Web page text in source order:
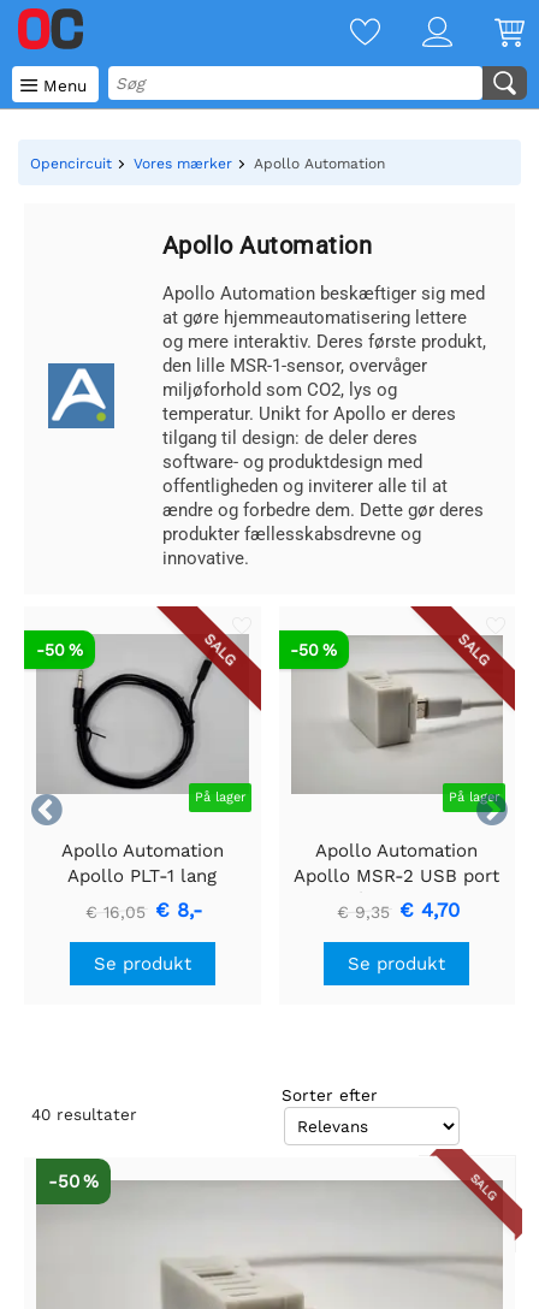
 Menu
Opencircuit Vores mærker Apollo Automation
Apollo Automation
Apollo Automation beskæftiger sig med
at gøre hjemmeautomatisering lettere
og mere interaktiv. Deres første produkt,
den lille MSR-1-sensor, overvåger
miljøforhold som CO2, lys og
temperatur. Unikt for Apollo er deres
tilgang til design: de deler deres
software- og produktdesign med
offentligheden og inviterer alle til at
ændre og forbedre dem. Dette gør deres
produkter fællesskabsdrevne og
innovative.


SALG
På lager
-50 %
Apollo Automation
Apollo PLT-1 lang
temperatursonde - 150
€ 16,05 € 8,-
Se produkt
SALG
På lager
-50 %
Apollo Automation
Apollo MSR-2 USB port
på bagsiden
€ 9,35 € 4,70
Se produkt
40 resultater
Sorter efter
SALG
-50 %